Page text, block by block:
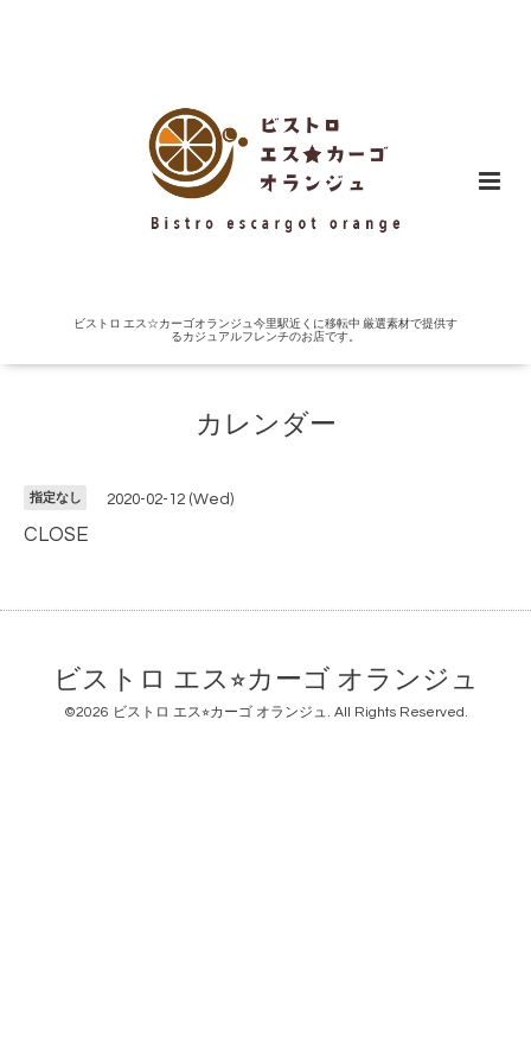
ビストロ エス☆カーゴオランジュ今里駅近くに移転中 厳選素材で提供す
るカジュアルフレンチのお店です。
カレンダー
指定なし 2020-02-12 (Wed)
CLOSE
ビストロ エス⭐︎カーゴ オランジュ
©2026 ビストロ エス⭐︎カーゴ オランジュ. All Rights Reserved.